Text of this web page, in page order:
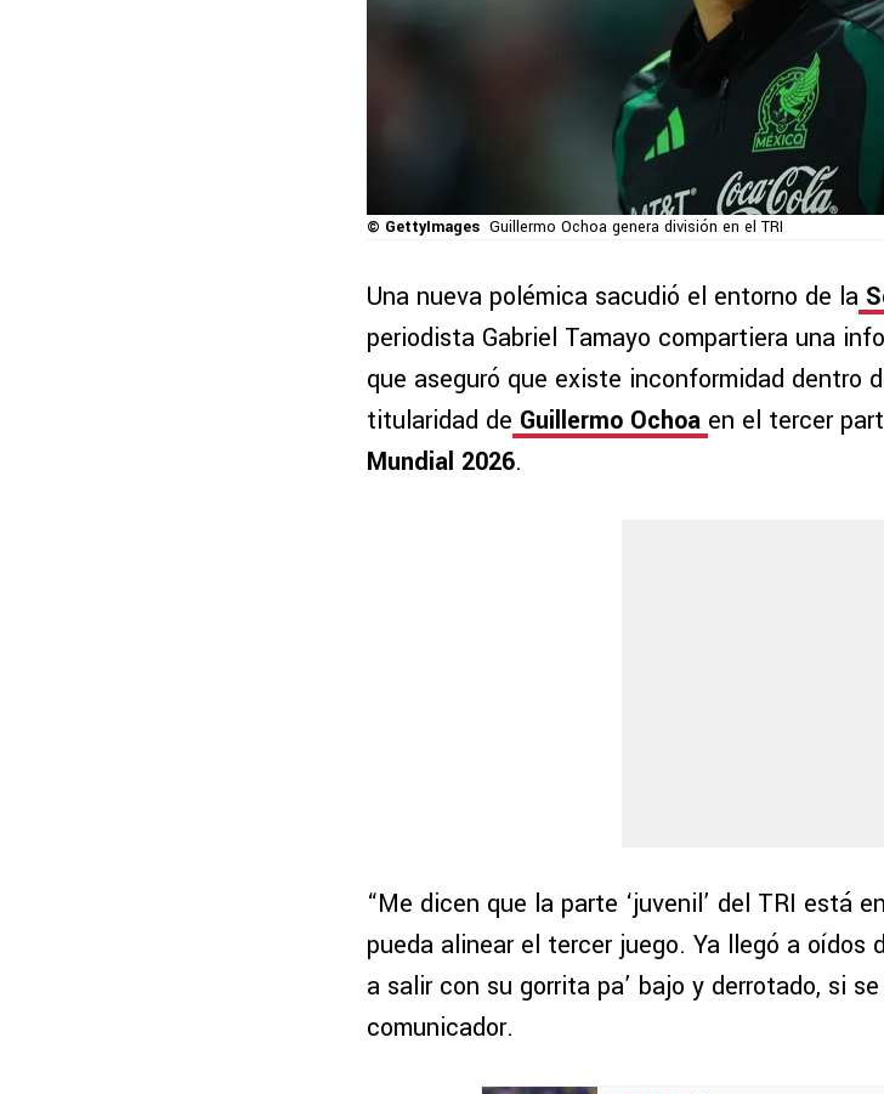
© GettyImages Guillermo Ochoa genera división en el TRI
Una nueva polémica sacudió el entorno de la
periodista Gabriel Tamayo compartiera una
que aseguró que existe inconformidad dentro
titularidad de Guillermo Ochoa en el tercer
Mundial 2026.
“Me dicen que la parte ‘juvenil’ del TRI está
pueda alinear el tercer juego. Ya llegó a oídos
a salir con su gorrita pa’ bajo y derrotado, si
comunicador.